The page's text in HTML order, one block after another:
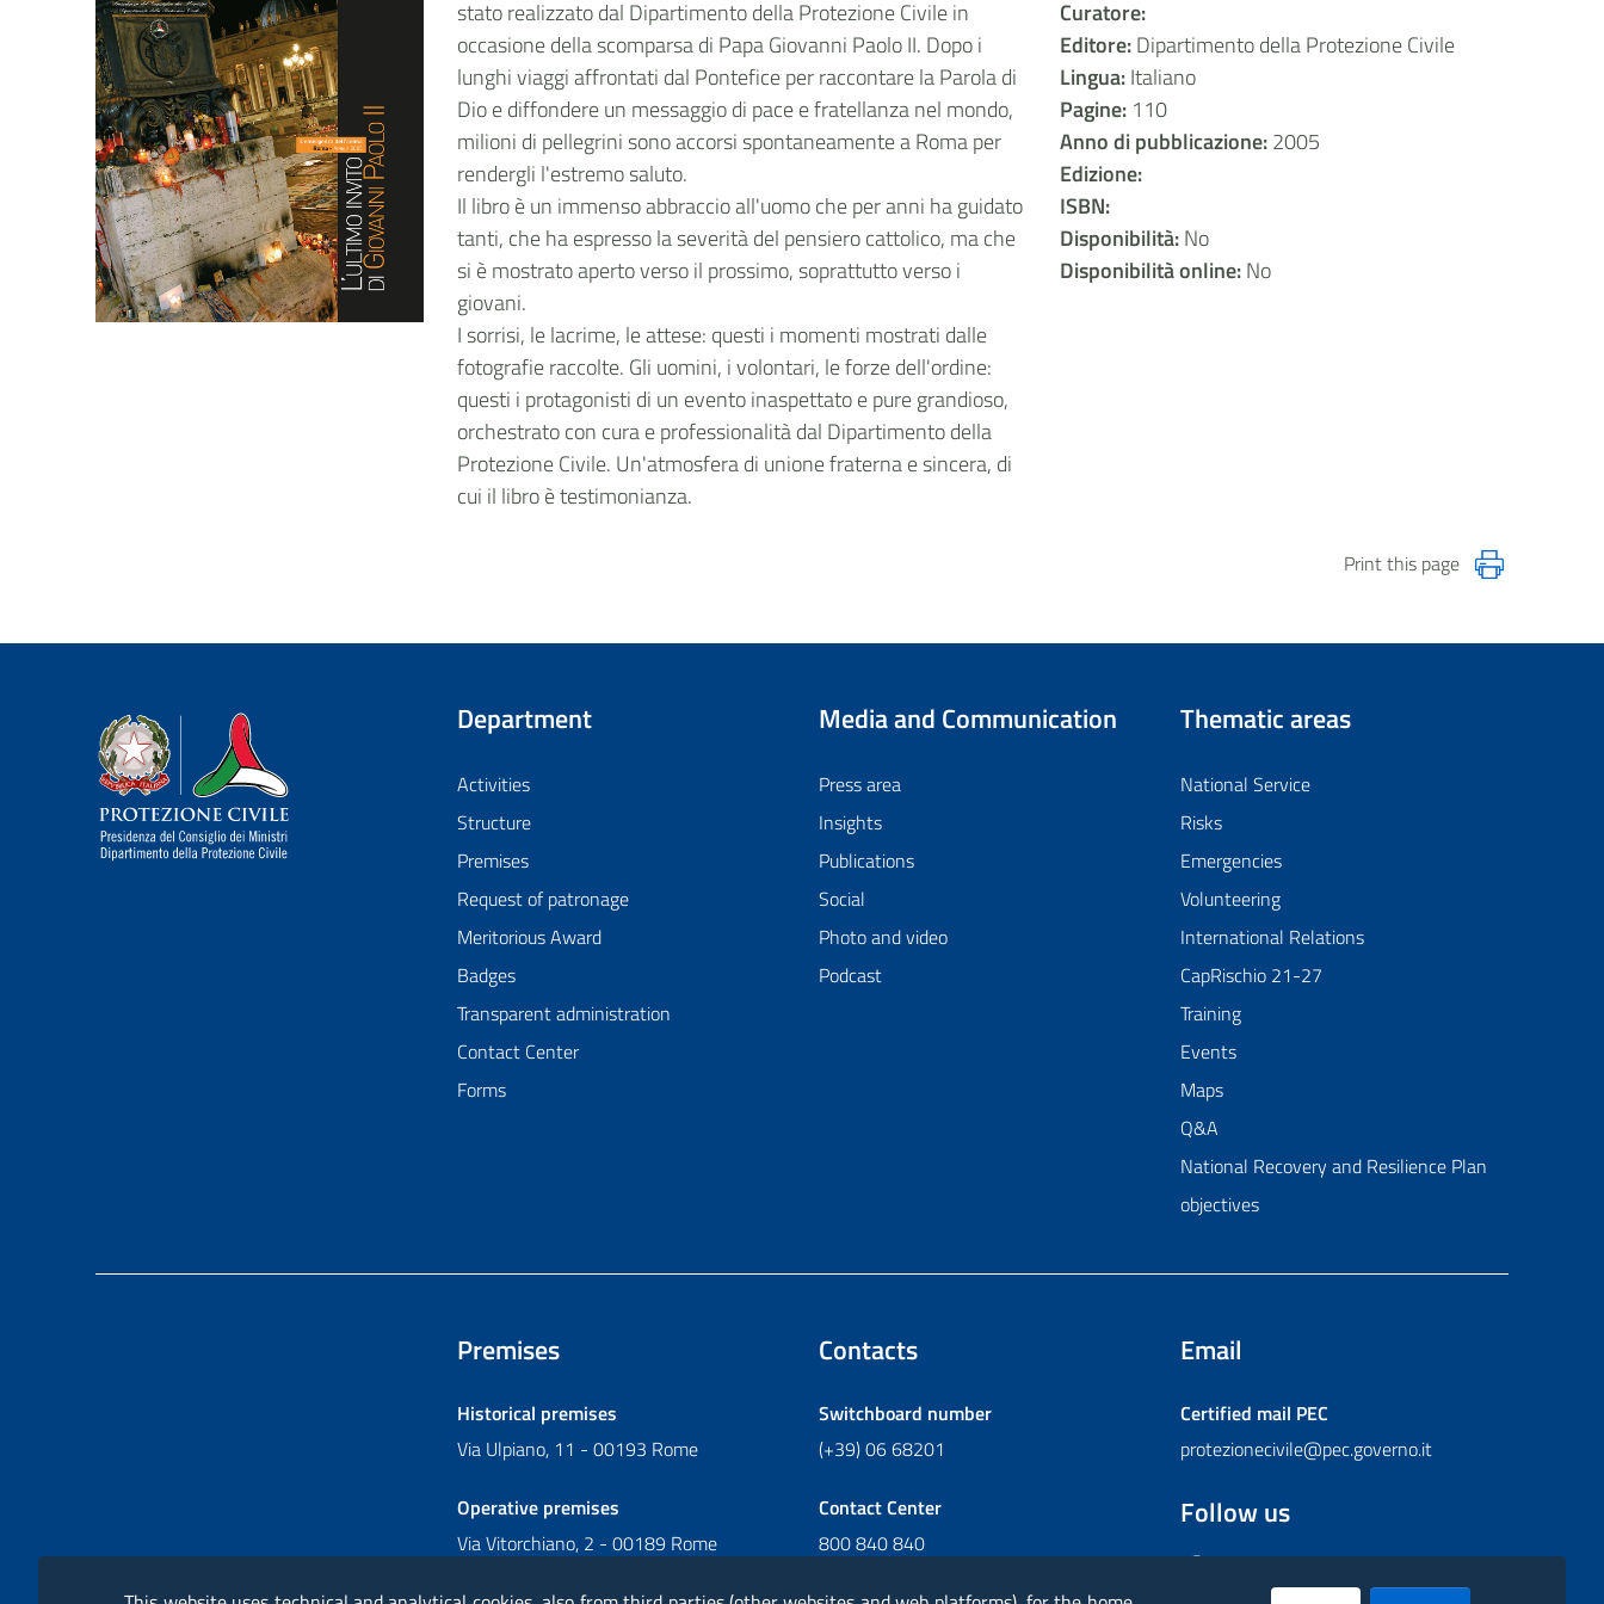
stato realizzato dal Dipartimento della Protezione Civile in
occasione della scomparsa di Papa Giovanni Paolo II. Dopo i
lunghi viaggi affrontati dal Pontefice per raccontare la Parola di
Dio e diffondere un messaggio di pace e fratellanza nel mondo,
milioni di pellegrini sono accorsi spontaneamente a Roma per
rendergli l'estremo saluto.
Il libro è un immenso abbraccio all'uomo che per anni ha guidato
tanti, che ha espresso la severità del pensiero cattolico, ma che
si è mostrato aperto verso il prossimo, soprattutto verso i
giovani.
I sorrisi, le lacrime, le attese: questi i momenti mostrati dalle
fotografie raccolte. Gli uomini, i volontari, le forze dell'ordine:
questi i protagonisti di un evento inaspettato e pure grandioso,
orchestrato con cura e professionalità dal Dipartimento della
Protezione Civile. Un'atmosfera di unione fraterna e sincera, di
cui il libro è testimonianza.
Curatore:
Editore:Dipartimento della Protezione Civile
Lingua:Italiano
Pagine: 110
Anno di pubblicazione:2005
Edizione:
ISBN:
Disponibilità:No
Disponibilità online:No
Print this page
Dipartimento della Protezione Civile
Department
Activities
Structure
Premises
Request of patronage
Meritorious Award
Badges
Transparent administration
Contact Center
Forms
Media and Communication
Press area
Insights
Publications
Social
Photo and video
Podcast
Thematic areas
National Service
Risks
Emergencies
Volunteering
International Relations
CapRischio 21-27
Training
Events
Maps
Q&A
National Recovery and Resilience Plan
objectives
Premises
Historical premises
Via Ulpiano, 11 - 00193 Rome
Operative premises
Via Vitorchiano, 2 - 00189 Rome
Contacts
Switchboard number
(+39) 06 68201
Contact Center
800 840 840
Email
Certified mail PEC
protezionecivile@pec.governo.it
Follow us
FacebookInstagram
TwitterYouTubeFlickr